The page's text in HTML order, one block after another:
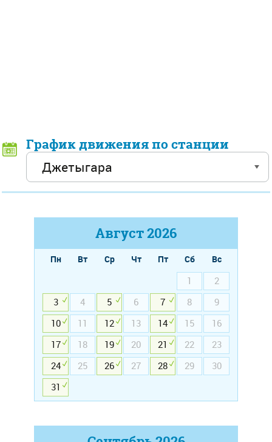
График движения по станции
Август2026
Пн Вт Ср Чт Пт Сб
Вс
1
2
3
4 5 6 7 8
9
10
11 12 13 14 15
16
17
18 19 20 21 22
23
24
25 26 27 28 29
30
31